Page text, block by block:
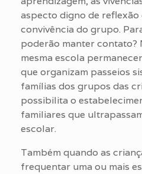
aspecto digno de reflexão
convivência do grupo.
poderão manter contato?
mesma escola
que organizam passeios
famílias dos grupos das
possibilita o
familiares que
escolar.
Também quando as
frequentar uma ou mais